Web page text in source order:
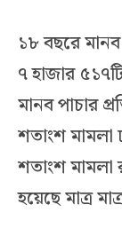
১৮ বছরে
৭ হাজার
মানব পাচার
শতাংশ মামলা
শতাংশ মামলা
হয়েছে মাত্র